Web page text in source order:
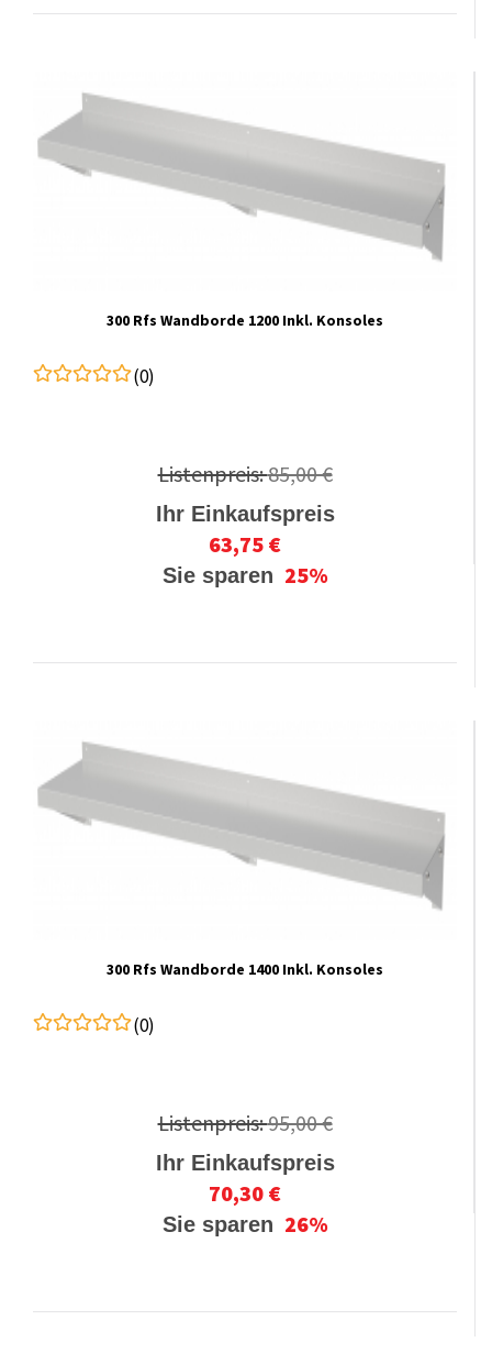
300 Rfs Wandborde 1200 Inkl. Konsoles
(0)
Listenpreis:85,00 €
Ihr Einkaufspreis
63,75 €
Sie sparen 25%
300 Rfs Wandborde 1400 Inkl. Konsoles
(0)
Listenpreis:95,00 €
Ihr Einkaufspreis
70,30 €
Sie sparen 26%